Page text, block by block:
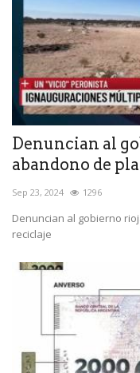
Denuncian al
abandono de
Sep 23, 2024 1296
Denuncian al gobierno
reciclaje